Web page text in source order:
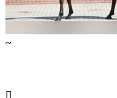
~
